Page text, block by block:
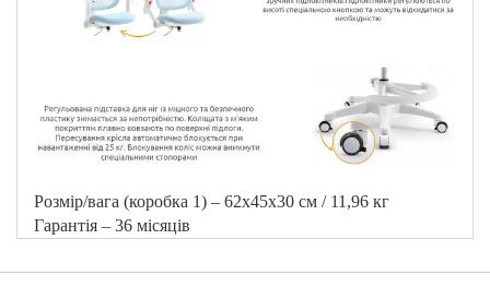
Розмір/вага (коробка 1) – 62х45х30 см / 11,96 кг
Гарантія – 36 місяців